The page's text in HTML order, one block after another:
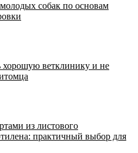
собак по основам
хорошую ветклинику и не
из листового
практичный выбор для